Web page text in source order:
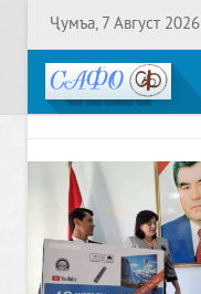
Ҷумъа, 7 Август 2026